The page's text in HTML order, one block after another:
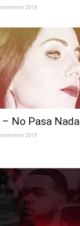
2019
– No Pasa Nada
2019